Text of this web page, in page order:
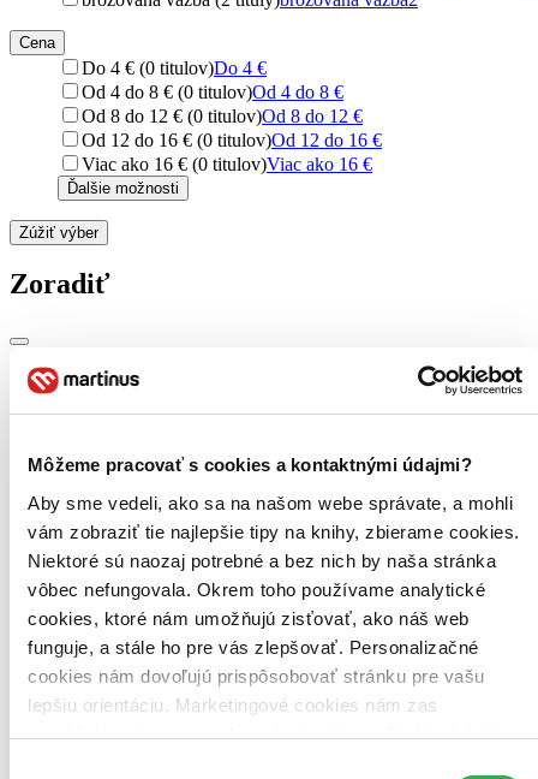
Môžeme pracovať s cookies a kontaktnými údajmi?
Aby sme vedeli, ako sa na našom webe správate, a mohli
vám zobraziť tie najlepšie tipy na knihy, zbierame cookies.
Niektoré sú naozaj potrebné a bez nich by naša stránka
vôbec nefungovala. Okrem toho používame analytické
cookies, ktoré nám umožňujú zisťovať, ako náš web
funguje, a stále ho pre vás zlepšovať. Personalizačné
cookies nám dovoľujú prispôsobovať stránku pre vašu
lepšiu orientáciu. Marketingové cookies nám zas
umožňujú zobrazenie relevantnej reklamy. Niektoré údaje
Cena
Do 4 € (0 titulov)Do 4 €
Od 4 do 8 € (0 titulov)Od 4 do 8 €
Od 8 do 12 € (0 titulov)Od 8 do 12 €
Od 12 do 16 € (0 titulov)Od 12 do 16 €
Viac ako 16 € (0 titulov)Viac ako 16 €
Ďalšie možnosti
Zúžiť výber
Zoradiť
Top hodnotené
Najdrahšie
Najvyššia zľava
Použité filtre
Zrušiť filtre
V štýle humornýNa tému zombie